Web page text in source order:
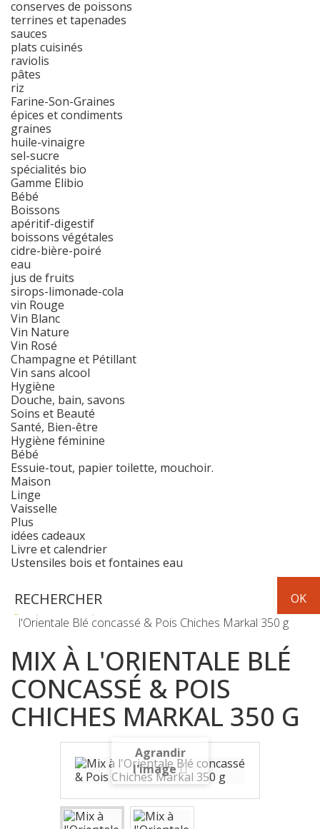
conserves de poissons
terrines et tapenades
sauces
plats cuisinés
raviolis
pâtes
riz
Farine-Son-Graines
épices et condiments
graines
huile-vinaigre
sel-sucre
spécialités bio
Gamme Elibio
Bébé
Boissons
apéritif-digestif
boissons végétales
cidre-bière-poiré
eau
jus de fruits
sirops-limonade-cola
vin Rouge
Vin Blanc
Vin Nature
Vin Rosé
Champagne et Pétillant
Vin sans alcool
Hygiène
Douche, bain, savons
Soins et Beauté
Santé, Bien-être
Hygiène féminine
Bébé
Essuie-tout, papier toilette, mouchoir.
Maison
Linge
Vaisselle
Plus
idées cadeaux
Livre et calendrier
Ustensiles bois et fontaines eau
Epicerie
l'Orientale Blé concassé & Pois Chiches Markal 350 g
MIX À L'ORIENTALE BLÉ
CONCASSÉ & POIS
CHICHES MARKAL 350 G
Agrandir
l'image